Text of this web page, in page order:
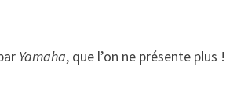
Yamaha, que l’on ne présente plus !